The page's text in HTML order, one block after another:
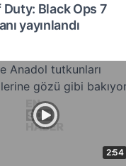
Duty: Black Ops 7
yayınlandı
2:54